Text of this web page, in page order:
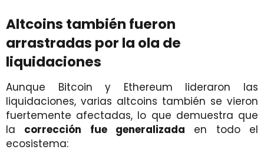
Altcoins también fueron
arrastradas por la ola de
liquidaciones
Aunque Bitcoin y Ethereum lideraron las
liquidaciones, varias altcoins también se vieron
fuertemente afectadas, lo que demuestra que
la corrección fue generalizada en todo el
ecosistema: